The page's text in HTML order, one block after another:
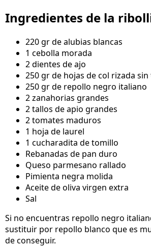
Ingredientes de la
220 gr de alubias blancas
1 cebolla morada
2 dientes de ajo
250 gr de hojas de col rizada sin
250 gr de repollo negro italiano
2 zanahorias grandes
2 tallos de apio grandes
2 tomates maduros
1 hoja de laurel
1 cucharadita de tomillo
Rebanadas de pan duro
Queso parmesano rallado
Pimienta negra molida
Aceite de oliva virgen extra
Sal
Si no encuentras repollo negro
sustituir por repollo blanco que es
de conseguir.